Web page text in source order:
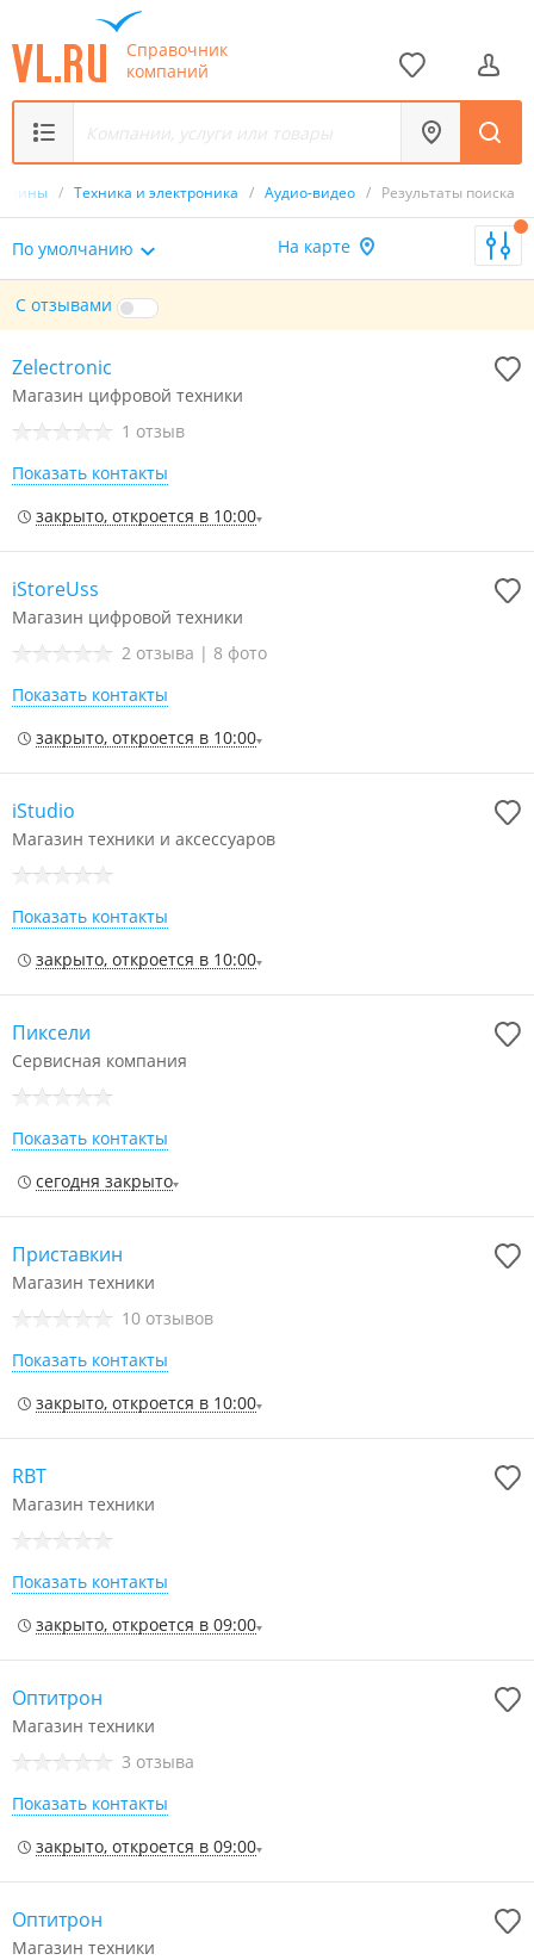
Справочник
компаний
/ Техника и электроника / Аудио-видео / Результаты поиска
По умолчанию На карте
С отзывами
Zelectronic
Магазин цифровой техники
1 отзыв
Показать контакты
закрыто, откроется в 10:00
iStoreUss
Магазин цифровой техники
2 отзыва | 8 фото
Показать контакты
закрыто, откроется в 10:00
iStudio
Магазин техники и аксессуаров
Показать контакты
закрыто, откроется в 10:00
Пиксели
Сервисная компания
Показать контакты
сегодня закрыто
Приставкин
Магазин техники
10 отзывов
Показать контакты
закрыто, откроется в 10:00
RBT
Магазин техники
Показать контакты
закрыто, откроется в 09:00
Оптитрон
Магазин техники
3 отзыва
Показать контакты
закрыто, откроется в 09:00
Оптитрон
Магазин техники